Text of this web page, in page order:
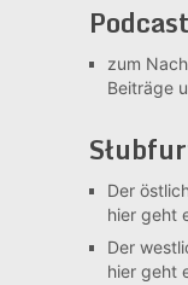
Podcast
zum
Beiträge
Der
hier geht
Der
hier geht